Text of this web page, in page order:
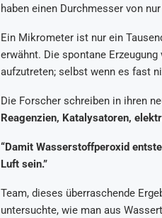
haben einen Durchmesser von
Ein Mikrometer ist nur ein
erwähnt. Die spontane
aufzutreten; selbst wenn es fast
Die Forscher schreiben in ihren
Reagenzien, Katalysatoren,
“Damit Wasserstoffperoxid
Luft sein.”
Team, dieses überraschende
untersuchte, wie man aus